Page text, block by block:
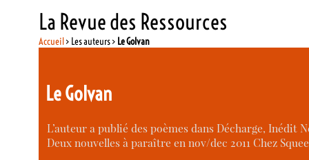
La Revue des Ressources
Accueil> Les auteurs > Le Golvan
Le Golvan
L’auteur a publié des poèmes dans Décharge, Inédit
Deux nouvelles à paraître en nov/dec 2011 Chez